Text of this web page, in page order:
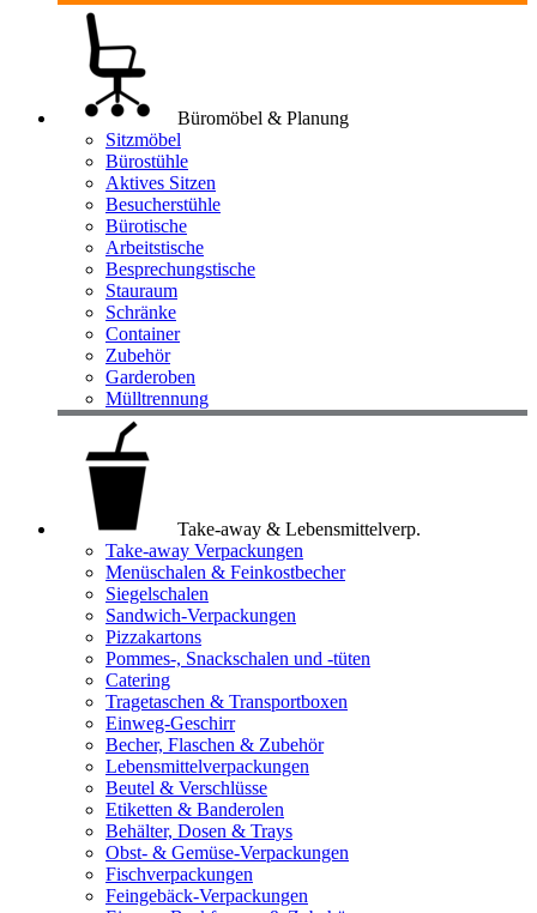
Büromöbel & Planung
Sitzmöbel
Bürostühle
Aktives Sitzen
Besucherstühle
Bürotische
Arbeitstische
Besprechungstische
Stauraum
Schränke
Container
Zubehör
Garderoben
Mülltrennung
Take-away & Lebensmittelverp.
Take-away Verpackungen
Menüschalen & Feinkostbecher
Siegelschalen
Sandwich-Verpackungen
Pizzakartons
Pommes-, Snackschalen und -tüten
Catering
Tragetaschen & Transportboxen
Einweg-Geschirr
Becher, Flaschen & Zubehör
Lebensmittelverpackungen
Beutel & Verschlüsse
Etiketten & Banderolen
Behälter, Dosen & Trays
Obst- & Gemüse-Verpackungen
Fischverpackungen
Feingebäck-Verpackungen